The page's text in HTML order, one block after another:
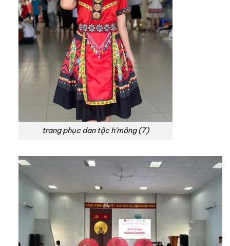
trang phục dan tộc h’mông (7)